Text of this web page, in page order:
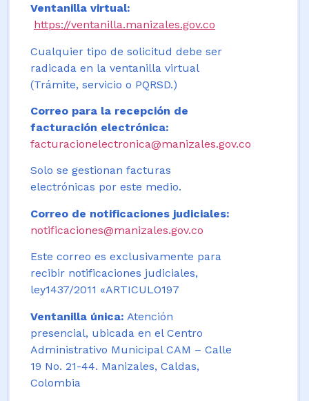
Ventanilla virtual:
https://ventanilla.manizales.gov.co
Cualquier tipo de solicitud debe ser
radicada en la ventanilla virtual
(Trámite, servicio o PQRSD.)
Correo para la recepción de
facturación electrónica:
facturacionelectronica@manizales.gov.co
Solo se gestionan facturas
electrónicas por este medio.
Correo de notificaciones judiciales:
notificaciones@manizales.gov.co
Este correo es exclusivamente para
recibir notificaciones judiciales,
ley1437/2011 «ARTICULO197
Ventanilla única: Atención
presencial, ubicada en el Centro
Administrativo Municipal CAM – Calle
19 No. 21-44. Manizales, Caldas,
Colombia